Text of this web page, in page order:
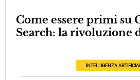
Come essere primi su ChatGPT
Search: la rivoluzione
INTELLIGENZA